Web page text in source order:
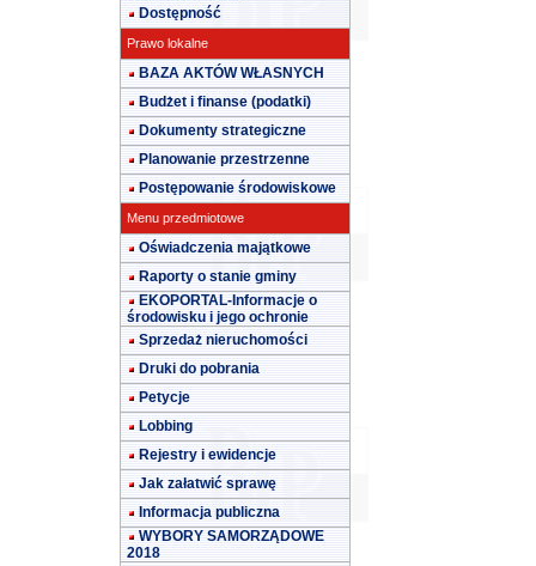
Dostępność
Prawo lokalne
BAZA AKTÓW WŁASNYCH
Budżet i finanse (podatki)
Dokumenty strategiczne
Planowanie przestrzenne
Postępowanie środowiskowe
Menu przedmiotowe
Oświadczenia majątkowe
Raporty o stanie gminy
EKOPORTAL-Informacje o
środowisku i jego ochronie
Sprzedaż nieruchomości
Druki do pobrania
Petycje
Lobbing
Rejestry i ewidencje
Jak załatwić sprawę
Informacja publiczna
WYBORY SAMORZĄDOWE
2018